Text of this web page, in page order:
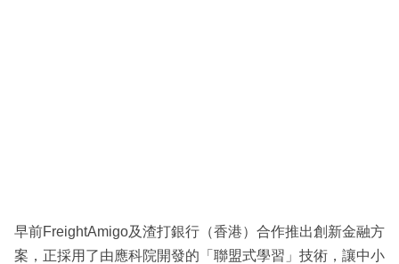
早前FreightAmigo及渣打銀行（香港）合作推出創新金融方
案，正採用了由應科院開發的「聯盟式學習」技術，讓中小